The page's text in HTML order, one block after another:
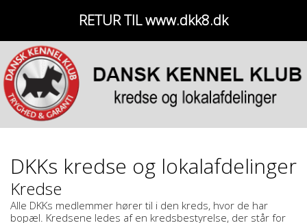
RETUR TIL www.dkk8.dk
DKKs kredse og lokalafdelinger
Kredse
Alle DKKs medlemmer hører til i den kreds, hvor de har
bopæl. Kredsene ledes af en kredsbestyrelse, der står for